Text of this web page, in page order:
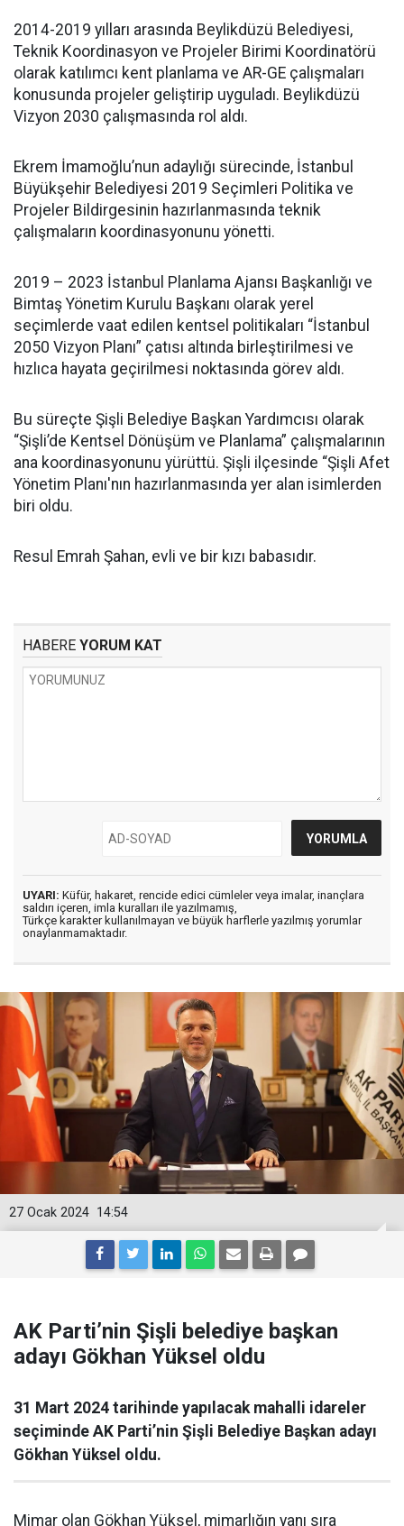
2014-2019 yılları arasında Beylikdüzü Belediyesi,
Teknik Koordinasyon ve Projeler Birimi Koordinatörü
olarak katılımcı kent planlama ve AR-GE çalışmaları
konusunda projeler geliştirip uyguladı. Beylikdüzü
Vizyon 2030 çalışmasında rol aldı.
Ekrem İmamoğlu’nun adaylığı sürecinde, İstanbul
Büyükşehir Belediyesi 2019 Seçimleri Politika ve
Projeler Bildirgesinin hazırlanmasında teknik
çalışmaların koordinasyonunu yönetti.
2019 – 2023 İstanbul Planlama Ajansı Başkanlığı ve
Bimtaş Yönetim Kurulu Başkanı olarak yerel
seçimlerde vaat edilen kentsel politikaları “İstanbul
2050 Vizyon Planı” çatısı altında birleştirilmesi ve
hızlıca hayata geçirilmesi noktasında görev aldı.
Bu süreçte Şişli Belediye Başkan Yardımcısı olarak
“Şişli’de Kentsel Dönüşüm ve Planlama” çalışmalarının
ana koordinasyonunu yürüttü. Şişli ilçesinde “Şişli Afet
Yönetim Planı'nın hazırlanmasında yer alan isimlerden
biri oldu.
Resul Emrah Şahan, evli ve bir kızı babasıdır.
HABERE YORUM KAT
UYARI: Küfür, hakaret, rencide edici cümleler veya imalar, inançlara
saldırı içeren, imla kuralları ile yazılmamış,
Türkçe karakter kullanılmayan ve büyük harflerle yazılmış yorumlar
onaylanmamaktadır.
14:54
27 Ocak 2024
AK Parti’nin Şişli belediye başkan
adayı Gökhan Yüksel oldu
31 Mart 2024 tarihinde yapılacak mahalli idareler
seçiminde AK Parti’nin Şişli Belediye Başkan adayı
Gökhan Yüksel oldu.
Mimar olan Gökhan Yüksel, mimarlığın yanı sıra